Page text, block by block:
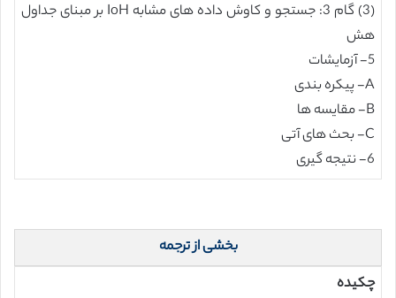
(3) گام 3: جستجو و کاوش داده های مشابه IoH بر مبنای جداول
هش
5- آزمایشات
A- پیکره بندی
B- مقایسه ها
C- بحث های آتی
6- نتیجه گیری
بخشی از ترجمه
چکیده